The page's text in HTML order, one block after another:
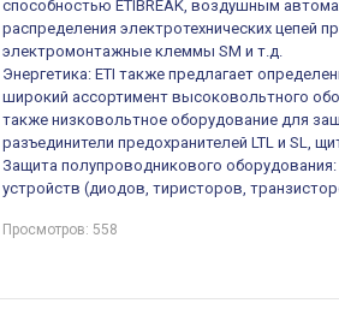
способностью ETIBREAK, воздушным
распределения электротехнических цепей
электромонтажные клеммы SM и т.д.
Энергетика: ETI также предлагает
широкий ассортимент высоковольтного
также низковольтное оборудование для
разъединители предохранителей LTL и SL,
Защита полупроводникового
устройств (диодов, тиристоров,
Просмотров: 558